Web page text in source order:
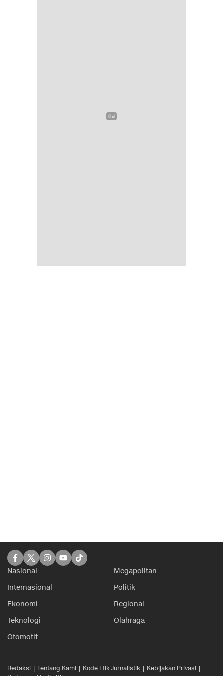
Nasional
Megapolitan
Internasional
Politik
Ekonomi
Regional
Teknologi
Olahraga
Otomotif
Redaksi Tentang Kami Kode Etik Jurnalistik
Kebijakan Privasi